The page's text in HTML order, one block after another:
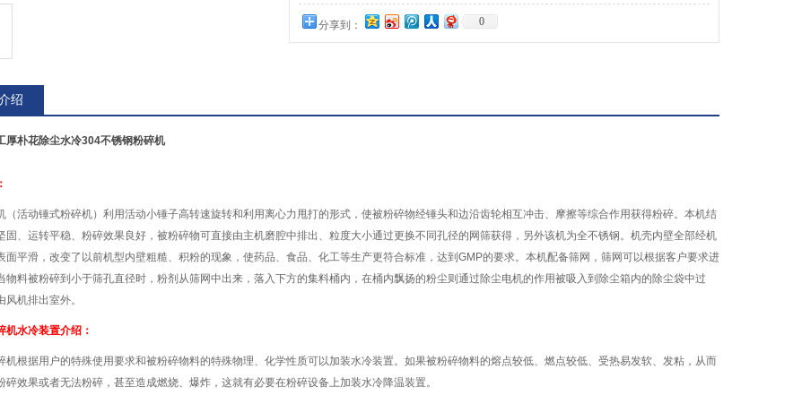
分享到： 0
绍
厚朴花除尘水冷304不锈钢粉碎机
（活动锤式粉碎机）利用活动小锤子高转速旋转和利用离心力甩打的形式，使被粉碎物经锤头和边沿齿轮相互冲击、摩擦等综合作用获得粉碎。本机结
固、运转平稳、粉碎效果良好，被粉碎物可直接由主机磨腔中排出、粒度大小通过更换不同孔径的网筛获得，另外该机为全不锈钢。机壳内壁全部经机
面平滑，改变了以前机型内壁粗糙、积粉的现象，使药品、食品、化工等生产更符合标准，达到GMP的要求。本机配备筛网，筛网可以根据客户要求进
物料被粉碎到小于筛孔直径时，粉剂从筛网中出来，落入下方的集料桶内，在桶内飘扬的粉尘则通过除尘电机的作用被吸入到除尘箱内的除尘袋中过
风机排出室外。
机水冷装置介绍：
机根据用户的特殊使用要求和被粉碎物料的特殊物理、化学性质可以加装水冷装置。如果被粉碎物料的熔点较低、燃点较低、受热易发软、发粘，从而
碎效果或者无法粉碎，甚至造成燃烧、爆炸，这就有必要在粉碎设备上加装水冷降温装置。